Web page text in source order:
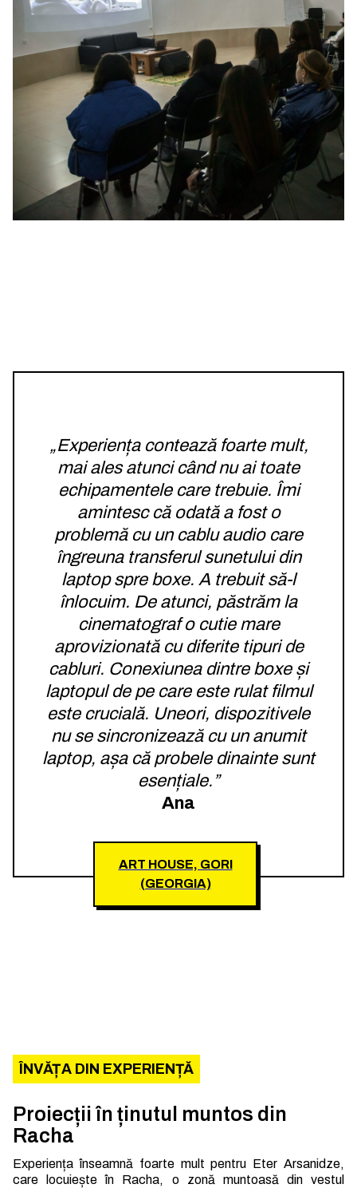
„Experiența contează foarte mult,
mai ales atunci când nu ai toate
echipamentele care trebuie. Îmi
amintesc că odată a fost o
problemă cu un cablu audio care
îngreuna transferul sunetului din
laptop spre boxe. A trebuit să-l
înlocuim. De atunci, păstrăm la
cinematograf o cutie mare
aprovizionată cu diferite tipuri de
cabluri. Conexiunea dintre boxe și
laptopul de pe care este rulat filmul
este crucială. Uneori, dispozitivele
nu se sincronizează cu un anumit
laptop, așa că probele dinainte sunt
esențiale.”
Ana
ART HOUSE, GORI
(GEORGIA)
ÎNVĂȚA DIN EXPERIENȚĂ
Proiecții în ținutul muntos din
Racha
Experiența înseamnă foarte mult pentru Eter Arsanidze,
care locuiește în Racha, o zonă muntoasă din vestul